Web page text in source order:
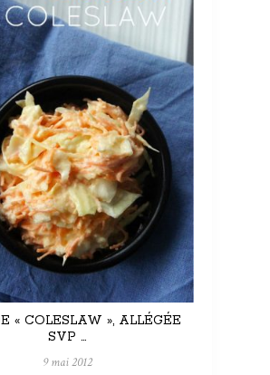
« COLESLAW », ALLÉGÉE
SVP …
9 mai 2012